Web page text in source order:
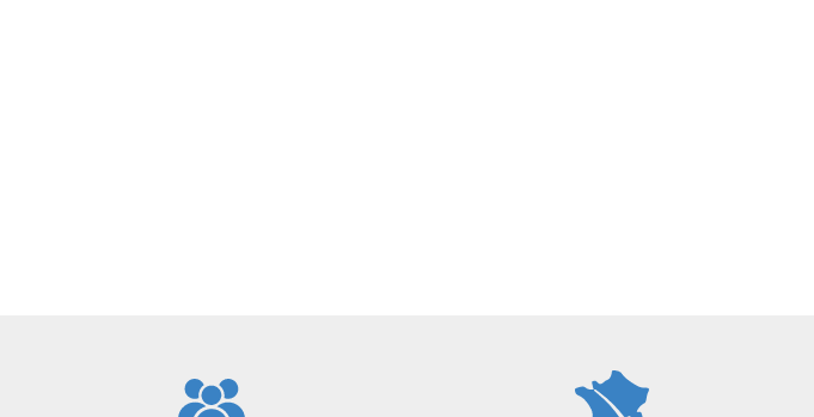
et j’ai bien reçu tout le matériel